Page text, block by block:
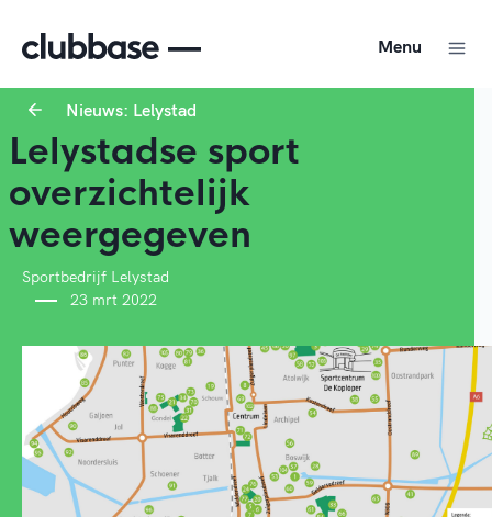
Menu
Nieuws: Lelystad
Lelystadse sport
overzichtelijk
weergegeven
Sportbedrijf Lelystad
23 mrt 2022